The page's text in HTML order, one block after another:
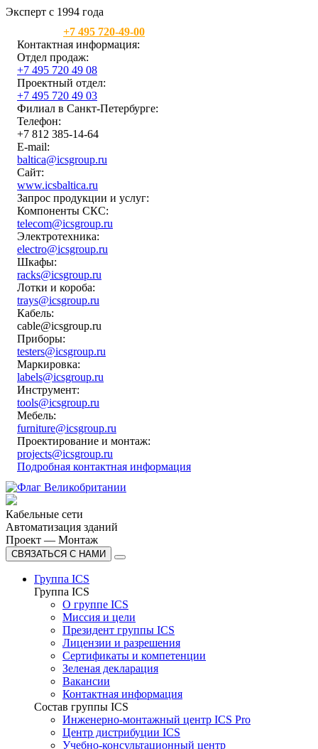
Эксперт с 1994 года
+7 495 720-49-00
Контактная информация:
Отдел продаж:
+7 495 720 49 08
Проектный отдел:
+7 495 720 49 03
Филиал в Санкт-Петербурге:
Телефон:
+7 812 385-14-64
E-mail:
baltica@icsgroup.ru
Сайт:
www.icsbaltica.ru
Запрос продукции и услуг:
Компоненты СКС:
telecom@icsgroup.ru
Электротехника:
electro@icsgroup.ru
Шкафы:
racks@icsgroup.ru
Лотки и короба:
trays@icsgroup.ru
Кабель:
cable@icsgroup.ru
Приборы:
testers@icsgroup.ru
Маркировка:
labels@icsgroup.ru
Инструмент:
tools@icsgroup.ru
Мебель:
furniture@icsgroup.ru
Проектирование и монтаж:
projects@icsgroup.ru
Подробная контактная информация
Кабельные сети
Автоматизация зданий
Проект — Монтаж
СВЯЗАТЬСЯ С НАМИ
Группа ICS
Группа ICS
О группе ICS
Миссия и цели
Президент группы ICS
Лицензии и разрешения
Сертификаты и компетенции
Зеленая декларация
Вакансии
Контактная информация
Состав группы ICS
Инженерно-монтажный центр ICS Pro
Центр дистрибуции ICS
Учебно-консультационный центр